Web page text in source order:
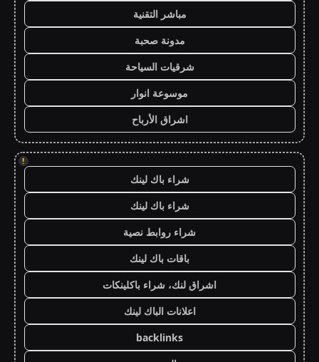
مباشر التقنية
مدونة صحبة
شرقيات السياحة
موسوعة انوار
اشراق الأرباح
!
شراء باك لينك
شراء باك لينك
شراء روابط نصية
باقات باك لينك
اشراق لنك، شراء باكلينكات
اعلانات الباك لينك
backlinks